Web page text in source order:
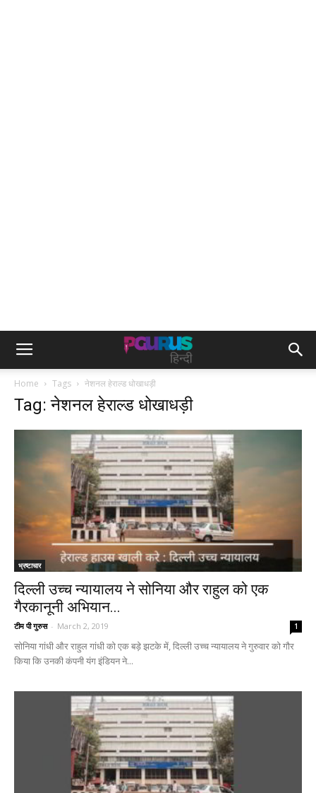
Home Tags नेशनल हेराल्ड धोखाधड़ी
Tag: नेशनल हेराल्ड धोखाधड़ी
भ्रष्टाचार
दिल्ली उच्च न्यायालय ने सोनिया और राहुल को एक
गैरकानूनी अभियान...
टीम पी गुरुस - March 2, 2019 1
सोनिया गांधी और राहुल गांधी को एक बड़े झटके में, दिल्ली उच्च न्यायालय ने गुरुवार को गौर
किया कि उनकी कंपनी यंग इंडियन ने...